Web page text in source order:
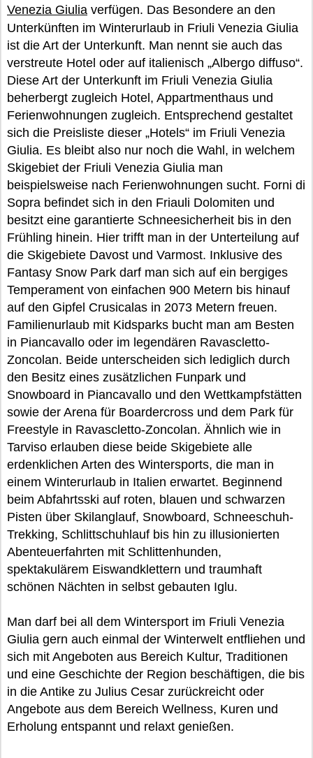
Venezia Giulia verfügen. Das Besondere an den
Unterkünften im Winterurlaub in Friuli Venezia Giulia
ist die Art der Unterkunft. Man nennt sie auch das
verstreute Hotel oder auf italienisch „Albergo diffuso“.
Diese Art der Unterkunft im Friuli Venezia Giulia
beherbergt zugleich Hotel, Appartmenthaus und
Ferienwohnungen zugleich. Entsprechend gestaltet
sich die Preisliste dieser „Hotels“ im Friuli Venezia
Giulia. Es bleibt also nur noch die Wahl, in welchem
Skigebiet der Friuli Venezia Giulia man
beispielsweise nach Ferienwohnungen sucht. Forni di
Sopra befindet sich in den Friauli Dolomiten und
besitzt eine garantierte Schneesicherheit bis in den
Frühling hinein. Hier trifft man in der Unterteilung auf
die Skigebiete Davost und Varmost. Inklusive des
Fantasy Snow Park darf man sich auf ein bergiges
Temperament von einfachen 900 Metern bis hinauf
auf den Gipfel Crusicalas in 2073 Metern freuen.
Familienurlaub mit Kidsparks bucht man am Besten
in Piancavallo oder im legendären Ravascletto-
Zoncolan. Beide unterscheiden sich lediglich durch
den Besitz eines zusätzlichen Funpark und
Snowboard in Piancavallo und den Wettkampfstätten
sowie der Arena für Boardercross und dem Park für
Freestyle in Ravascletto-Zoncolan. Ähnlich wie in
Tarviso erlauben diese beide Skigebiete alle
erdenklichen Arten des Wintersports, die man in
einem Winterurlaub in Italien erwartet. Beginnend
beim Abfahrtsski auf roten, blauen und schwarzen
Pisten über Skilanglauf, Snowboard, Schneeschuh-
Trekking, Schlittschuhlauf bis hin zu illusionierten
Abenteuerfahrten mit Schlittenhunden,
spektakulärem Eiswandklettern und traumhaft
schönen Nächten in selbst gebauten Iglu.
Man darf bei all dem Wintersport im Friuli Venezia
Giulia gern auch einmal der Winterwelt entfliehen und
sich mit Angeboten aus Bereich Kultur, Traditionen
und eine Geschichte der Region beschäftigen, die bis
in die Antike zu Julius Cesar zurückreicht oder
Angebote aus dem Bereich Wellness, Kuren und
Erholung entspannt und relaxt genießen.